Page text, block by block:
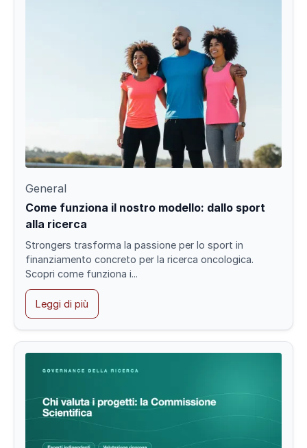
General
Come funziona il nostro modello: dallo sport
alla ricerca
Strongers trasforma la passione per lo sport in
finanziamento concreto per la ricerca oncologica.
Scopri come funziona i...
Leggi di più